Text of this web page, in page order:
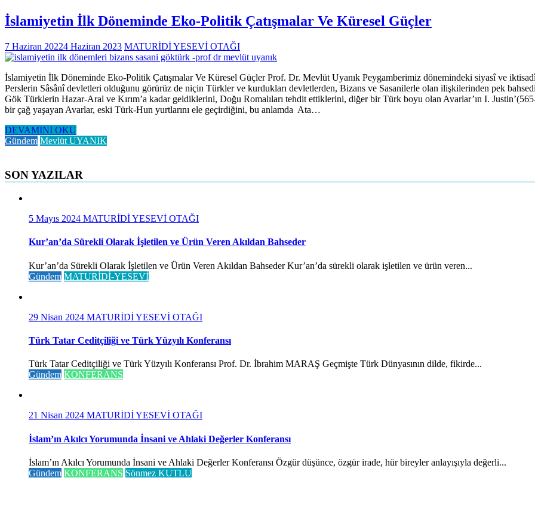
İslamiyetin İlk Döneminde Eko-Politik Çatışmalar Ve Küresel Güçler
7 Haziran 20224 Haziran 2023 MATURİDİ YESEVİ OTAĞI
İslamiyetin İlk Döneminde Eko-Politik Çatışmalar Ve Küresel Güçler Prof. Dr. Mevlüt Uyanık Peygamberimiz dönemindeki siyasî ve iktisadî
Perslerin Sâsânî devletleri olduğunu görürüz de niçin Türkler ve kurdukları devletlerden, Bizans ve Sasanilerle olan ilişkilerinden pek
Gök Türklerin Hazar-Aral ve Kırım’a kadar geldiklerini, Doğu Romalıları tehdit ettiklerini, diğer bir Türk boyu olan Avarlar’ın I.
bir çağ yaşayan Avarlar, eski Türk-Hun yurtlarını ele geçirdiğini, bu anlamda Ata…
DEVAMINI OKU
Gündem Mevlüt UYANIK
SON YAZILAR
5 Mayıs 2024 MATURİDİ YESEVİ OTAĞI
Kur’an’da Sürekli Olarak İşletilen ve Ürün Veren Akıldan Bahseder
Kur’an’da Sürekli Olarak İşletilen ve Ürün Veren Akıldan Bahseder Kur’an’da sürekli olarak işletilen ve ürün veren...
Gündem MATURİDİ-YESEVİ
29 Nisan 2024 MATURİDİ YESEVİ OTAĞI
Türk Tatar Ceditçiliği ve Türk Yüzyılı Konferansı
Türk Tatar Ceditçiliği ve Türk Yüzyılı Konferansı Prof. Dr. İbrahim MARAŞ Geçmişte Türk Dünyasının dilde, fikirde...
Gündem KONFERANS
21 Nisan 2024 MATURİDİ YESEVİ OTAĞI
İslam’ın Akılcı Yorumunda İnsani ve Ahlaki Değerler Konferansı
İslam’ın Akılcı Yorumunda İnsani ve Ahlaki Değerler Konferansı Özgür düşünce, özgür irade, hür bireyler anlayışıyla değerli...
Gündem KONFERANS Sönmez KUTLU